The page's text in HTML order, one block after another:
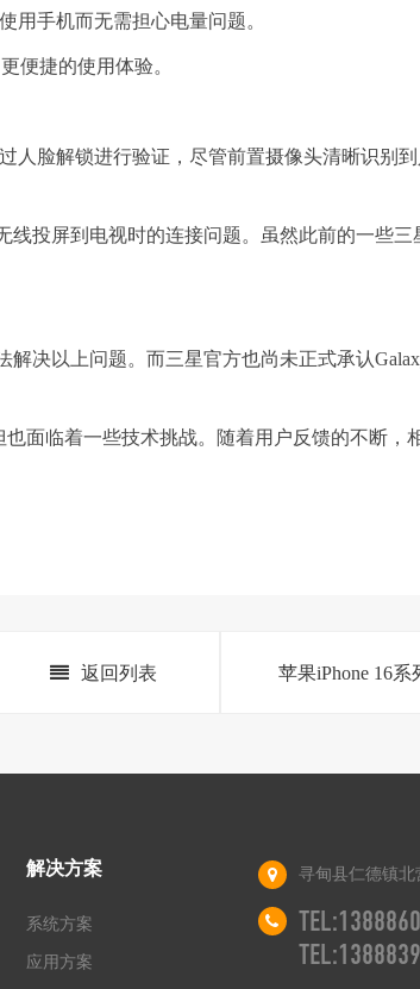
手机而无需担心电量问题。
捷的使用体验。
脸解锁进行验证，尽管前置摄像头清晰识别到
投屏到电视时的连接问题。虽然此前的一些三
以上问题。而三星官方也尚未正式承认Galaxy
临着一些技术挑战。随着用户反馈的不断，
返回列表 苹果iPhone 16
解决方案
系统方案
应用方案
寻甸县仁德镇北